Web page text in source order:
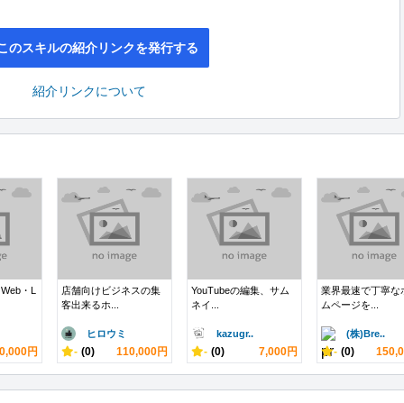
のスキルの紹介リンクを発行する
紹介リンクについて
・L
円
店舗向けビジネスの集
客出来るホ...
ヒロウミ
- (0) 110,000円
YouTubeの編集、サム
ネイ...
kazugr..
- (0) 7,000円
業界最速で丁寧な
ムページを...
(株)Bre..
- (0)